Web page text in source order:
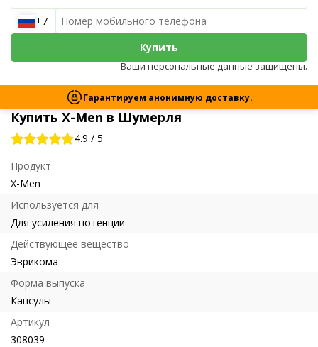
Купить X-Men в Шумерля
4.9 / 5
Продукт
X-Men
Используется для
Для усиления потенции
Действующее вещество
Эврикома
Форма выпуска
Капсулы
Артикул
308039
+7
Купить
Ваши персональные данные защищены.
Гарантируем анонимную доставку.